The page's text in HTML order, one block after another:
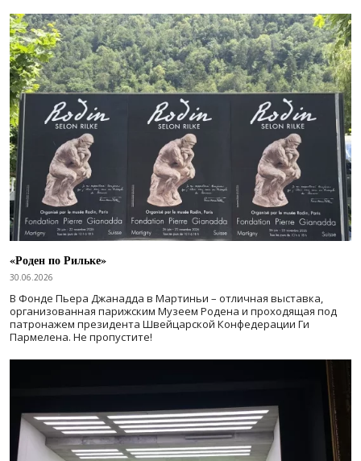
«Роден по Рильке»
30.06.2026
В Фонде Пьера Джанадда в Мартиньи – отличная выставка,
организованная парижским Музеем Родена и проходящая под
патронажем президента Швейцарской Конфедерации Ги
Пармелена. Не пропустите!